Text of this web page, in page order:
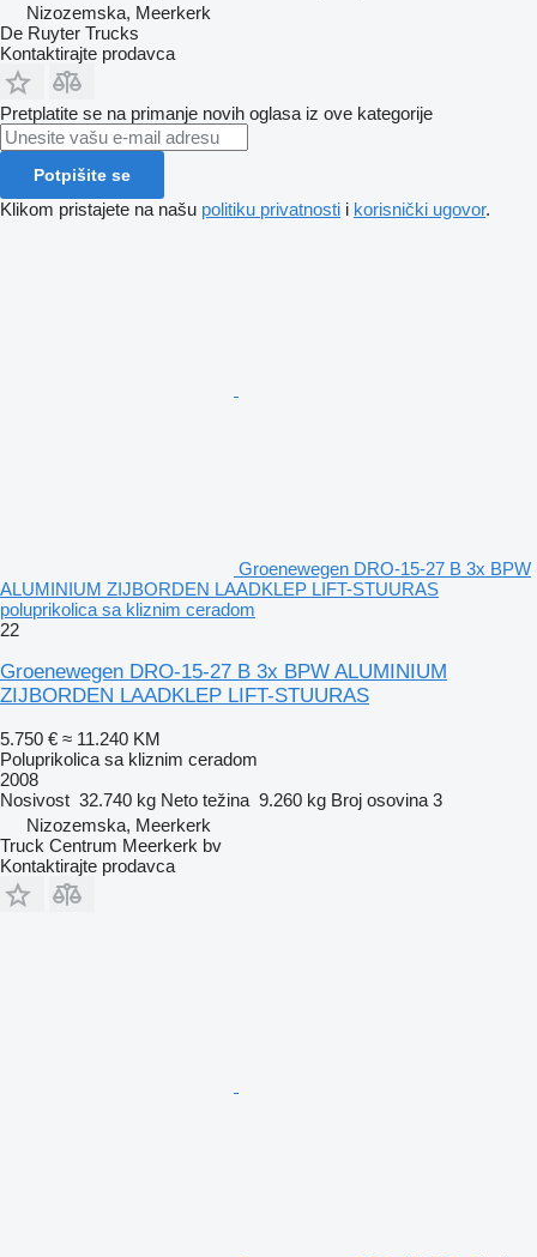
Nizozemska, Meerkerk
De Ruyter Trucks
Kontaktirajte prodavca
Pretplatite se na primanje novih oglasa iz ove kategorije
Potpišite se
Klikom pristajete na našu politiku privatnosti i korisnički ugovor.
Groenewegen DRO-15-27 B 3x BPW
ALUMINIUM ZIJBORDEN LAADKLEP LIFT-STUURAS
poluprikolica sa kliznim ceradom
22
Groenewegen DRO-15-27 B 3x BPW ALUMINIUM
ZIJBORDEN LAADKLEP LIFT-STUURAS
5.750 € ≈ 11.240 KM
Poluprikolica sa kliznim ceradom
2008
Nosivost 32.740 kg Neto težina 9.260 kg Broj osovina 3
Nizozemska, Meerkerk
Truck Centrum Meerkerk bv
Kontaktirajte prodavca